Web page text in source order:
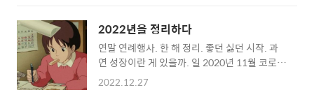
계획들을.
동일한 진행. 결국에는 쥐가 들어왔던 세탁기 배
수구 관리만 잘 했다면 문제가 없었을텐데 그걸
관심두지 않아서 생긴 일이었다. 배수구는 해충
들이 못 들어오게 배수 트랩을 설치하고, 세탁기
는 내부에서도 똥이 나온다고 해서 버렸다. 세입
2022년을 정리하다
연말 연례행사. 한 해 정리. 좋던 싫던 시작. 과
연 성장이란 게 있을까. 일 2020년 11월 코로나
로 빛 축제 회사를 그만두고 2021년 중부기술
2022.12.27